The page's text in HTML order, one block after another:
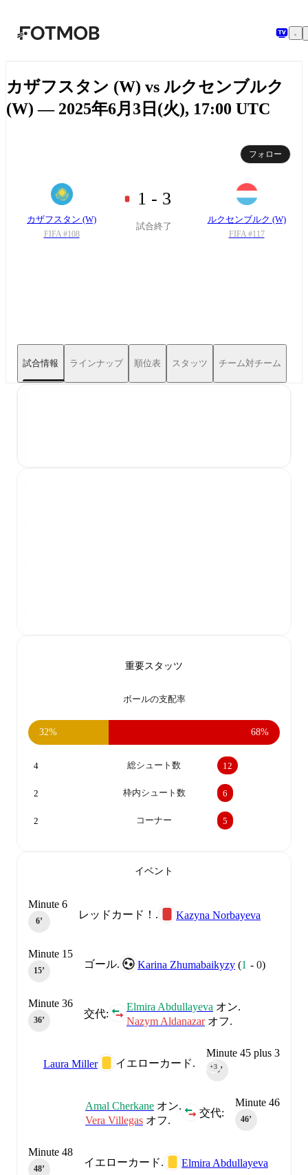
メインコンテンツへスキップ
カザフスタン (W) vs ルクセンブルク
(W) — 2025年6月3日(火), 17:00 UTC
フォロー
カザフスタン (W)
FIFA #108
1 - 3
試合終了
ルクセンブルク (W)
FIFA #117
試合情報 ラインナップ 順位表 スタッツ チーム対チーム
重要スタッツ
ボールの支配率
32% 68%
総シュート数
4 12
枠内シュート数
2 6
コーナー
2 5
イベント
レッドカード！. Kazyna Norbayeva
Minute 6
6‎’‎
ゴール. Karina Zhumabaikyzy (1 -0)
Minute 15
15‎’‎
交代:
Elmira Abdullayeva オン.
Nazym Aldanazarオフ.
Minute 36
36‎’‎
Minute 45 plus 3
45‎’‎
+3
イエローカード.
Laura Miller
Minute 46
46‎’‎
交代:
Amal Cherkane オン.
Vera Villegas オフ.
イエローカード. Elmira Abdullayeva
Minute 48
48‎’‎